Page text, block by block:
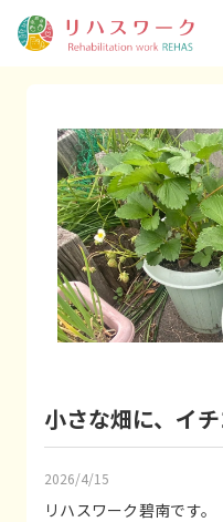
小さな畑に、イ
2026/4/15
リハスワーク碧南です。